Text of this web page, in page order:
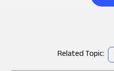
Related Topic: